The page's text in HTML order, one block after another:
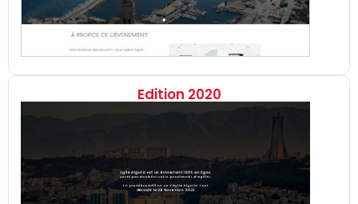
Edition 2020